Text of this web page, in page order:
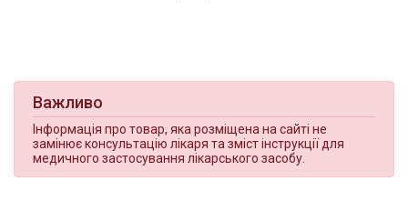
Важливо
Інформація про товар, яка розміщена на сайті не
замінює консультацію лікаря та зміст інструкції для
медичного застосування лікарського засобу.